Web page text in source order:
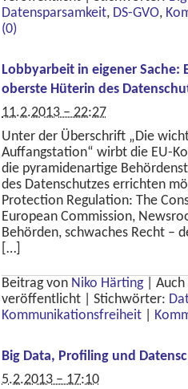
Datensparsamkeit, DS-GVO,
(0)
Lobbyarbeit in eigener Sache:
oberste Hüterin des
11.2.2013 – 22:27
Unter der Überschrift „Die
Auffangstation“ wirbt die EU-
die pyramidenartige
des Datenschutzes errichten
Protection Regulation: The
European Commission,
Behörden, schwaches Recht –
[…]
Beitrag von Niko Härting
veröffentlicht
Stichwörter:
Kommunikationsfreiheit
Big Data, Profiling und
5.2.2013 – 17:10